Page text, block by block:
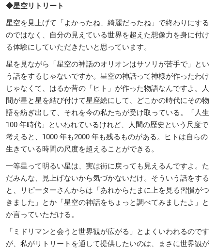
◆星空リトリート
星空を見上げて「よかったね、綺麗だったね」で終わりにする
のではなく、自分の見えている世界を超えた想像力を身に付け
る体験にしていただきたいと思っています。
星を見ながら「星空の神話のオリオンはサソリが苦手で」とい
う話をするじゃないですか。星空の神話って神様が作ったわけ
じゃなくて、はるか昔の「ヒト」が作った物語なんですよ。人
間が星と星を結び付けて星座絵にして、どこかの時代にその物
語を紡ぎ出して、それを今の私たちが受け取っている。「人生
100 年時代」といわれているけれど、人間の歴史という尺度で
考えると、1000 年も2000 年も残るものがある。ヒトは自らの
生きている時間の尺度を超えることができる。
一等星って明るい星は、実は街に戻っても見えるんですよ。た
だみんな、見上げないから気づかないだけ。そういう話をする
と、リピーターさんからは「あれからたまに上を見る習慣がつ
きました」とか「星空の神話をちょっと調べてみましたよ」と
か言っていただける。
「ミドリマンと会うと世界観が広がる」とよくいわれるのです
が、私がリトリートを通して提供したいのは、まさに世界観が